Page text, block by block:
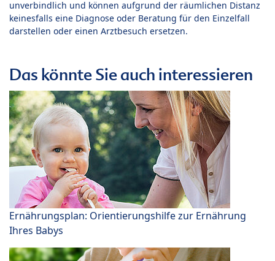
unverbindlich und können aufgrund der räumlichen Distanz
keinesfalls eine Diagnose oder Beratung für den Einzelfall
darstellen oder einen Arztbesuch ersetzen.
Das könnte Sie auch interessieren
Ernährungsplan: Orientierungshilfe zur Ernährung
Ihres Babys